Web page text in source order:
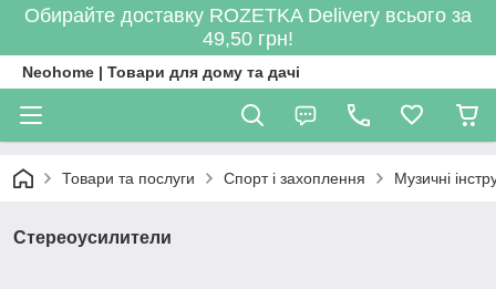
Обирайте доставку ROZETKA Delivery всього за
49,50 грн!
Neohome | Товари для дому та дачі
Товари та послуги Спорт і захоплення Музичні
Стереоусилители